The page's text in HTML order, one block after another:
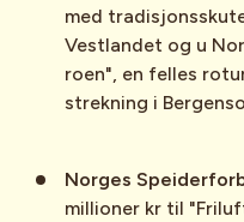
med
Vestlandet og u
roen", en felles
strekning i
Norges
millioner kr til